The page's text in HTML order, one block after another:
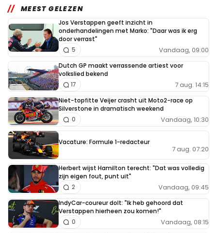
MEEST GELEZEN
Jos Verstappen geeft inzicht in
onderhandelingen met Marko: "Daar was ik erg
door verrast"
Vandaag, 09:00
5
Dutch GP maakt verrassende artiest voor
volkslied bekend
7 aug. 14:15
17
Niet-topfitte Veijer crasht uit Moto2-race op
Silverstone in dramatisch weekend
Vandaag, 10:30
0
Vacature: Formule 1-redacteur
7 aug. 07:20
Herbert wijst Hamilton terecht: "Dat was volledig
zijn eigen fout, punt uit"
Vandaag, 09:45
2
IndyCar-coureur dolt: "Ik heb gehoord dat
Verstappen hierheen zou komen!"
Vandaag, 08:15
0